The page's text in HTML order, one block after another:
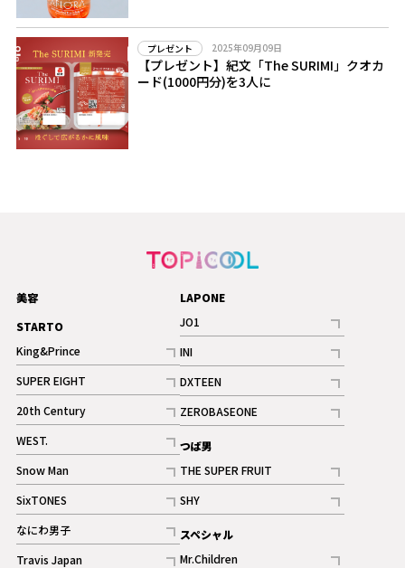
プレゼント 2025年09月09日
【プレゼント】紀文「The SURIMI」クオカ
ード(1000円分)を3人に
美容
STARTO
King&Prince
記事
SUPER EIGHT
記事
20th Century
記事
WEST.
記事
Snow Man
記事
ギャラリー
SixTONES
記事
ギャラリー
なにわ男子
記事
Travis Japan
LAPONE
JO1
記事
INI
記事
ギャラリー
DXTEEN
記事
ギャラリー
ZEROBASEONE
記事
つば男
THE SUPER FRUIT
記事
SHY
記事
スペシャル
Mr.Children